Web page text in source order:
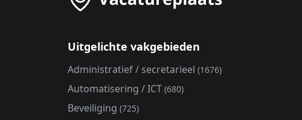
Uitgelichte vakgebieden
Administratief / secretarieel (1676)
Automatisering / ICT (680)
Beveiliging (725)